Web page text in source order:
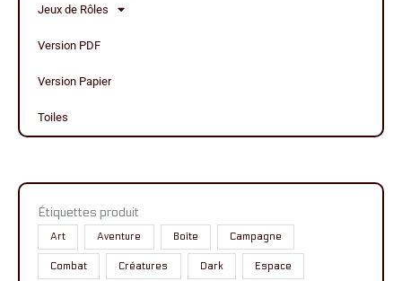
Jeux de Rôles
Version PDF
Version Papier
Toiles
Étiquettes produit
Art Aventure Boîte Campagne
Combat Créatures Dark Espace